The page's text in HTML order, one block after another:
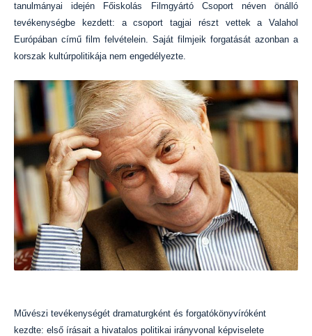
tanulmányai idején Főiskolás Filmgyártó Csoport néven önálló
tevékenységbe kezdett: a csoport tagjai részt vettek a Valahol
Európában című film felvételein. Saját filmjeik forgatását azonban a
korszak kultúrpolitikája nem engedélyezte.
Művészi tevékenységét dramaturgként és forgatókönyvíróként
kezdte: első írásait a hivatalos politikai irányvonal képviselete